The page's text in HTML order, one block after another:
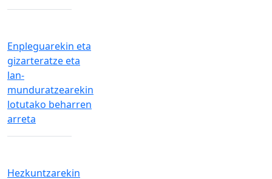
Enpleguarekin eta
gizarteratze eta
lan-
munduratzearekin
lotutako beharren
arreta
Hezkuntzarekin